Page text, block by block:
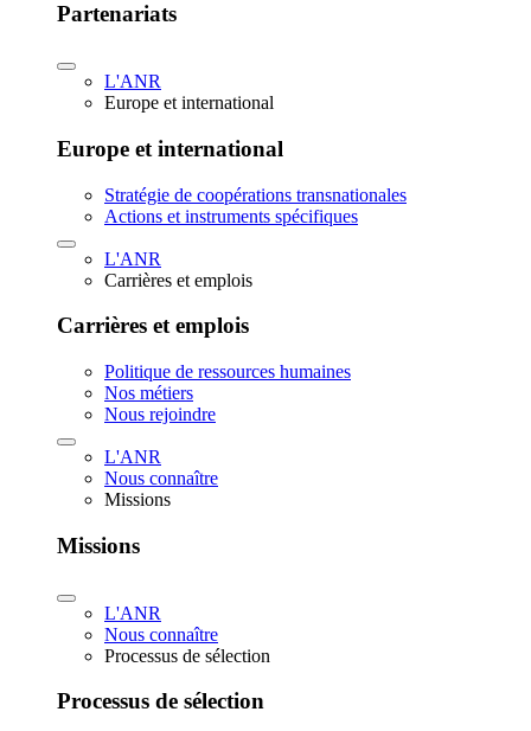
Partenariats
L'ANR
Europe et international
Europe et international
Stratégie de coopérations transnationales
Actions et instruments spécifiques
L'ANR
Carrières et emplois
Carrières et emplois
Politique de ressources humaines
Nos métiers
Nous rejoindre
L'ANR
Nous connaître
Missions
Missions
L'ANR
Nous connaître
Processus de sélection
Processus de sélection